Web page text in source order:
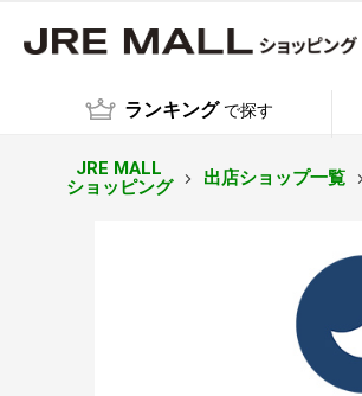
ランキング で探す
JRE MALL
ショッピング
出店ショップ一覧